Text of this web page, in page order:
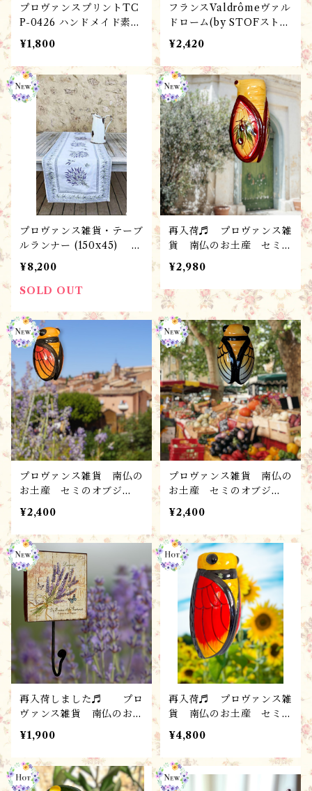
プロヴァンスプリントTC
P-0426 ハンドメイド素
材・生地 ゴルドGordes
Multico（160x50cm単
位）
¥1,800
フランスValdrômeヴァル
ドローム(by STOFストフ
社)のプロヴァンスプリン
ト・Colombe Menthe
／ ハンドメイド素材・生
地（160x50㎝単位）
¥2,420
プロヴァンス雑貨・テーブ
ルランナー (150x45) ジ
ベンダー）/ フランスL'E
nsoleillade社
¥8,200
SOLD OUT
再入荷♬ プロヴァンス雑
貨 南仏のお土産 セミの
（S）/シガル・お守り
¥2,980
プロヴァンス雑貨 南仏の
お土産 セミのオブジ
ェ / プチシガル・オレ
ンジ／ お守り・陶器
¥2,400
プロヴァンス雑貨 南仏の
お土産 セミのオブジ
ェ / プチシガル・ブラ
ン ／ お守り・陶器
¥2,400
再入荷しました♬ プロ
ヴァンス雑貨 南仏のお土
産 ラヴェンダーのフッ
ク・プレート・看板 /
木製 カントリー調 シャ
ビー・ナチュラル
¥1,900
再入荷♬ プロヴァンス雑
貨 南仏のお土産 セミの
花器 /フラワーベース
（L) /シガル・ルージュ
／ お守り・陶器
¥4,800